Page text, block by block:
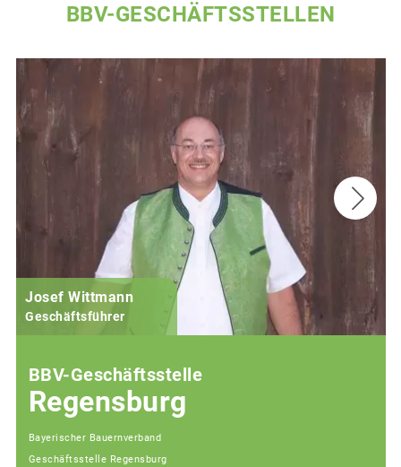
BBV-GESCHÄFTSSTELLEN
Josef Wittmann
Geschäftsführer
BBV-Geschäftsstelle
Regensburg
Bayerischer Bauernverband
Geschäftsstelle Regensburg